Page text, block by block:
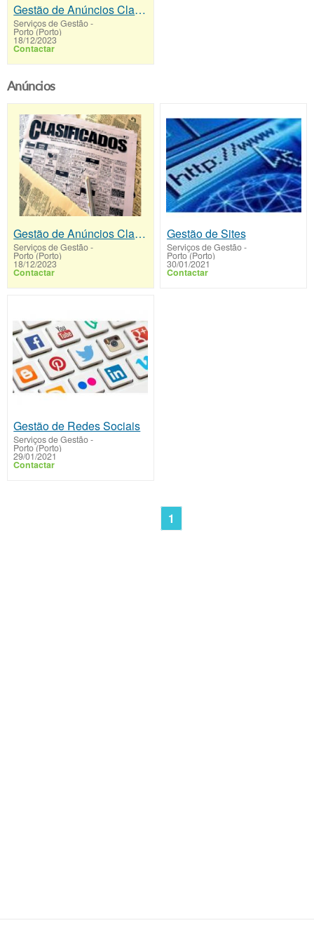
Gestão de Anúncios Classificados
Serviços de Gestão-
Porto (Porto)
18/12/2023
Contactar
Anúncios
Gestão de Anúncios Classificados
Serviços de Gestão-
Porto (Porto)
18/12/2023
Contactar
Gestão de Sites
Serviços de Gestão-
Porto (Porto)
30/01/2021
Contactar
Gestão de Redes Sociais
Serviços de Gestão-
Porto (Porto)
29/01/2021
Contactar
1